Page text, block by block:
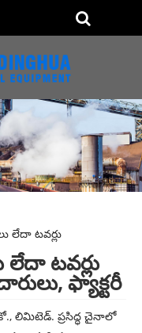
లేదా టవర్లు
టవర్లు
ఫ్యాక్టరీ
లిమిటెడ్. ప్రసిద్ధ చైనాలో